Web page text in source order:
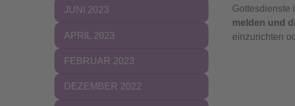
JUNI 2023
APRIL 2023
FEBRUAR 2023
DEZEMBER 2022
Gottesdienste
melden und
einzurichten